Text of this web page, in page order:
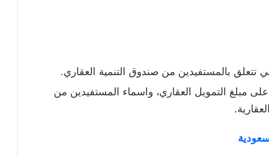
تتعلق بالمستفيدين من صندوق التنمية العقاري.
مبلغ التمويل العقاري، واسماء المستفيدين من